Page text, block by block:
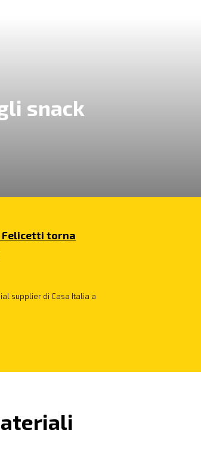
snack
Felicetti torna
supplier di Casa Italia a